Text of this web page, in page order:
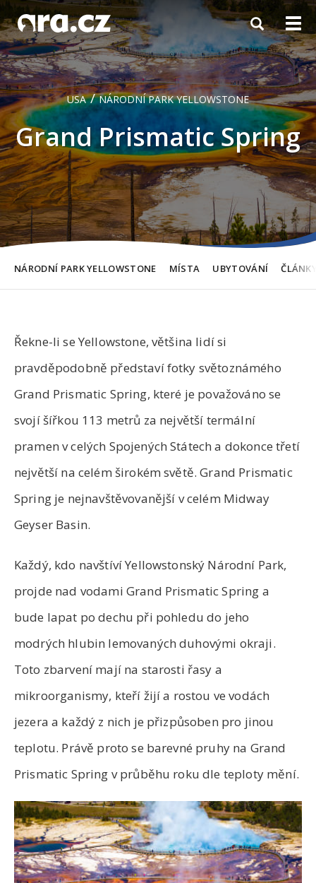
Toggle
navigation
NÁRODNÍ PARK YELLOWSTONE MÍSTA UBYTOVÁNÍ
USA / NÁRODNÍ PARK YELLOWSTONE
Grand Prismatic Spring
Řekne-li se Yellowstone, většina lidí si
pravděpodobně představí fotky světoznámého
Grand Prismatic Spring, které je považováno se
svojí šířkou 113 metrů za největší termální
pramen v celých Spojených Státech a dokonce třetí
největší na celém širokém světě. Grand Prismatic
Spring je nejnavštěvovanější v celém Midway
Geyser Basin.
Každý, kdo navštíví Yellowstonský Národní Park,
projde nad vodami Grand Prismatic Spring a
bude lapat po dechu při pohledu do jeho
modrých hlubin lemovaných duhovými okraji.
Toto zbarvení mají na starosti řasy a
mikroorganismy, kteří žijí a rostou ve vodách
jezera a každý z nich je přizpůsoben pro jinou
teplotu. Právě proto se barevné pruhy na Grand
Prismatic Spring v průběhu roku dle teploty mění.